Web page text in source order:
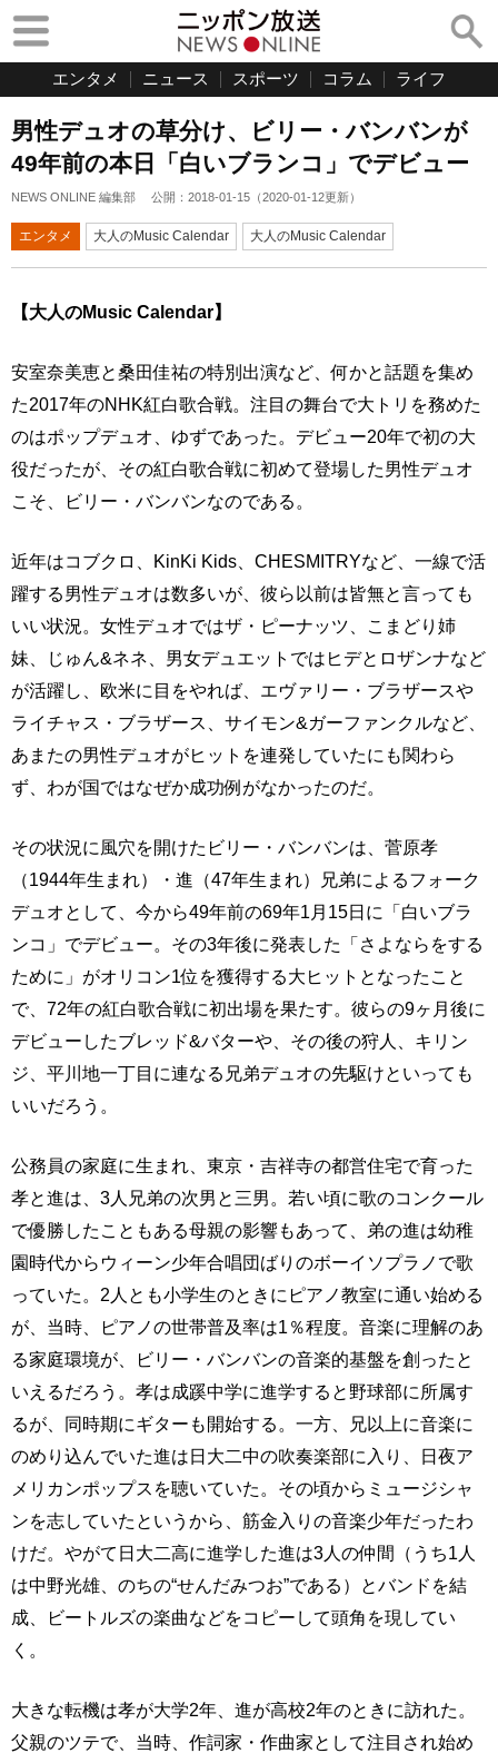
エンタメ ニュース スポーツ コラム ライフ
男性デュオの草分け、ビリー・バンバンが
49年前の本日「白いブランコ」でデビュー
NEWS ONLINE 編集部 公開： 2018-01-15 （2020-01-12更新）
エンタメ 大人のMusic Calendar 大人のMusic Calendar
【大人のMusic Calendar】
安室奈美恵と桑田佳祐の特別出演など、何かと話題を集め
た2017年のNHK紅白歌合戦。注目の舞台で大トリを務めた
のはポップデュオ、ゆずであった。デビュー20年で初の大
役だったが、その紅白歌合戦に初めて登場した男性デュオ
こそ、ビリー・バンバンなのである。
近年はコブクロ、KinKi Kids、CHESMITRYなど、一線で活
躍する男性デュオは数多いが、彼ら以前は皆無と言っても
いい状況。女性デュオではザ・ピーナッツ、こまどり姉
妹、じゅん&ネネ、男女デュエットではヒデとロザンナなど
が活躍し、欧米に目をやれば、エヴァリー・ブラザースや
ライチャス・ブラザース、サイモン&ガーファンクルなど、
あまたの男性デュオがヒットを連発していたにも関わら
ず、わが国ではなぜか成功例がなかったのだ。
その状況に風穴を開けたビリー・バンバンは、菅原孝
（1944年生まれ）・進（47年生まれ）兄弟によるフォーク
デュオとして、今から49年前の69年1月15日に「白いブラ
ンコ」でデビュー。その3年後に発表した「さよならをする
ために」がオリコン1位を獲得する大ヒットとなったこと
で、72年の紅白歌合戦に初出場を果たす。彼らの9ヶ月後に
デビューしたブレッド&バターや、その後の狩人、キリン
ジ、平川地一丁目に連なる兄弟デュオの先駆けといっても
いいだろう。
公務員の家庭に生まれ、東京・吉祥寺の都営住宅で育った
孝と進は、3人兄弟の次男と三男。若い頃に歌のコンクール
で優勝したこともある母親の影響もあって、弟の進は幼稚
園時代からウィーン少年合唱団ばりのボーイソプラノで歌
っていた。2人とも小学生のときにピアノ教室に通い始める
が、当時、ピアノの世帯普及率は1％程度。音楽に理解のあ
る家庭環境が、ビリー・バンバンの音楽的基盤を創ったと
いえるだろう。孝は成蹊中学に進学すると野球部に所属す
るが、同時期にギターも開始する。一方、兄以上に音楽に
のめり込んでいた進は日大二中の吹奏楽部に入り、日夜ア
メリカンポップスを聴いていた。その頃からミュージシャ
ンを志していたというから、筋金入りの音楽少年だったわ
けだ。やがて日大二高に進学した進は3人の仲間（うち1人
は中野光雄、のちの“せんだみつお”である）とバンドを結
成、ビートルズの楽曲などをコピーして頭角を現してい
く。
大きな転機は孝が大学2年、進が高校2年のときに訪れた。
父親のツテで、当時、作詞家・作曲家として注目され始め